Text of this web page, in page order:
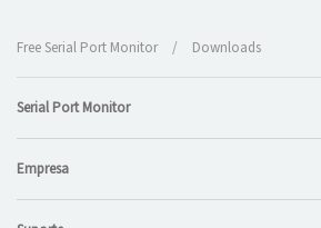
Free Serial Port Monitor / Downloads
Serial Port Monitor
Empresa